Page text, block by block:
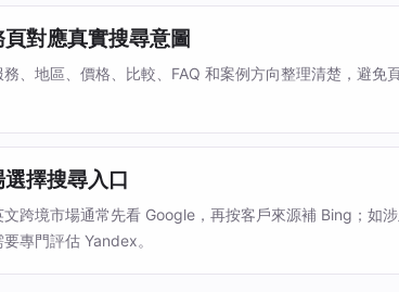
對應真實搜尋意圖
、地區、價格、比較、FAQ 和案例方向整理清楚，避免
擇搜尋入口
文跨境市場通常先看 Google，再按客戶來源補 Bing；如
專門評估 Yandex。